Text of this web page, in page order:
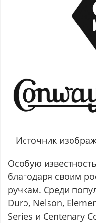
Источник
Особую
благодаря своим
ручкам. Среди
Duro, Nelson,
Series и Centenary